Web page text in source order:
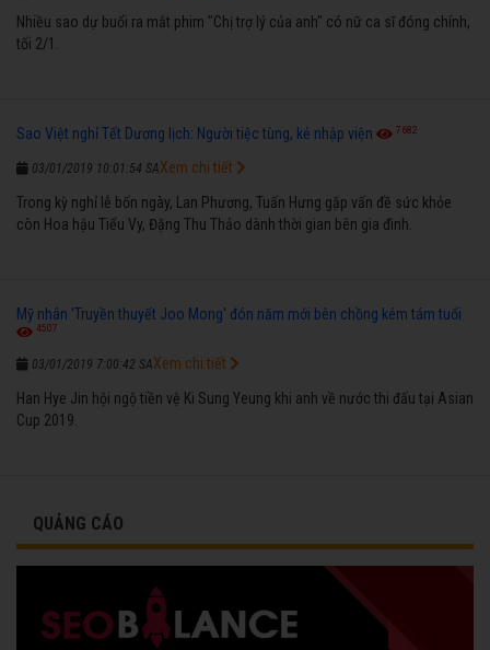
Nhiều sao dự buổi ra mắt phim "Chị trợ lý của anh" có nữ ca sĩ đóng chính,
tối 2/1.
Sao Việt nghỉ Tết Dương lịch: Người tiệc tùng, kẻ nhập viện 7682
03/01/2019 10:01:54 SA
Trong kỳ nghỉ lễ bốn ngày, Lan Phương, Tuấn Hưng gặp vấn đề sức khỏe
còn Hoa hậu Tiểu Vy, Đặng Thu Thảo dành thời gian bên gia đình.
Xem chi tiết
Mỹ nhân 'Truyền thuyết Joo Mong' đón năm mới bên chồng kém tám tuổi
4507
03/01/2019 7:00:42 SA
Han Hye Jin hội ngộ tiền vệ Ki Sung Yeung khi anh về nước thi đấu tại Asian
Cup 2019.
Xem chi tiết
QUẢNG CÁO